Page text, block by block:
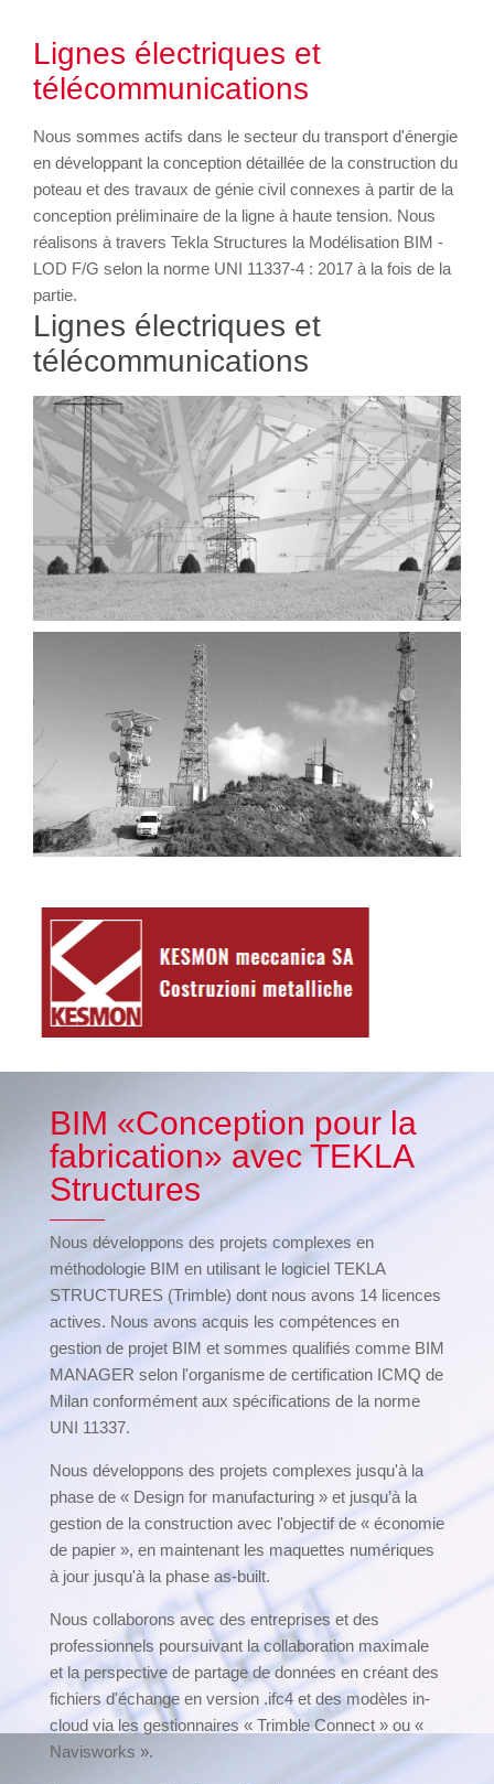
Lignes électriques et
télécommunications
Nous sommes actifs dans le secteur du transport d'énergie
en développant la conception détaillée de la construction du
poteau et des travaux de génie civil connexes à partir de la
conception préliminaire de la ligne à haute tension. Nous
réalisons à travers Tekla Structures la Modélisation BIM -
LOD F/G selon la norme UNI 11337-4 : 2017 à la fois de la
partie.
Lignes électriques et
télécommunications
BIM «Conception pour la
fabrication» avec TEKLA
Structures
Nous développons des projets complexes en
méthodologie BIM en utilisant le logiciel TEKLA
STRUCTURES (Trimble) dont nous avons 14 licences
actives. Nous avons acquis les compétences en
gestion de projet BIM et sommes qualifiés comme BIM
MANAGER selon l'organisme de certification ICMQ de
Milan conformément aux spécifications de la norme
UNI 11337.
Nous développons des projets complexes jusqu'à la
phase de « Design for manufacturing » et jusqu’à la
gestion de la construction avec l'objectif de « économie
de papier », en maintenant les maquettes numériques
à jour jusqu'à la phase as-built.
Nous collaborons avec des entreprises et des
professionnels poursuivant la collaboration maximale
et la perspective de partage de données en créant des
fichiers d'échange en version .ifc4 et des modèles in-
cloud via les gestionnaires « Trimble Connect » ou «
Navisworks ».